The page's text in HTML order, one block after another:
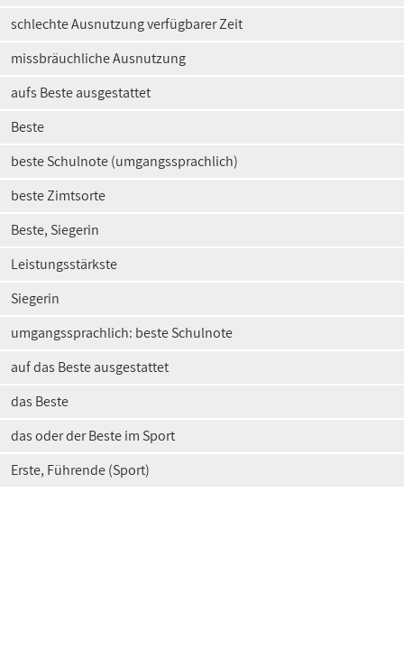
schlechte Ausnutzung verfügbarer Zeit
missbräuchliche Ausnutzung
aufs Beste ausgestattet
Beste
beste Schulnote (umgangssprachlich)
beste Zimtsorte
Beste, Siegerin
Leistungsstärkste
Siegerin
umgangssprachlich: beste Schulnote
auf das Beste ausgestattet
das Beste
das oder der Beste im Sport
Erste, Führende (Sport)